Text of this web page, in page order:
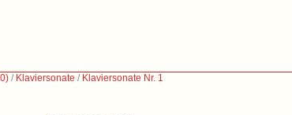
/ Klaviersonate / Klaviersonate Nr. 1